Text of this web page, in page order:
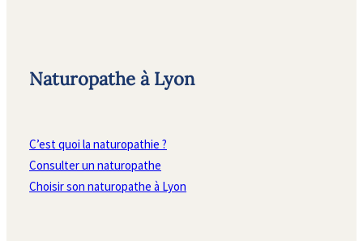
Naturopathe à Lyon
C’est quoi la naturopathie ?
Consulter un naturopathe
Choisir son naturopathe à Lyon